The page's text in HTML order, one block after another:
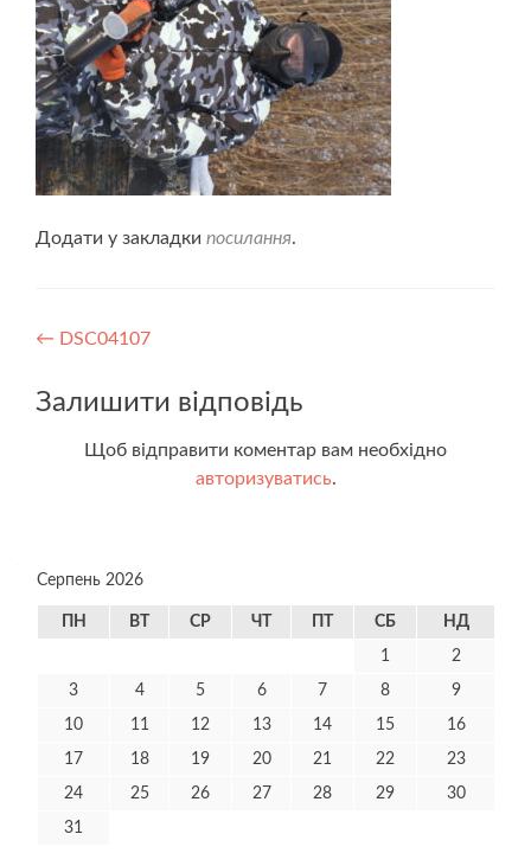
Додати у закладки посилання.
Навігація
записів
← DSC04107
Залишити відповідь
Щоб відправити коментар вам необхідно
авторизуватись.
Серпень 2026
ПН ВТ СР ЧТ СБ НД
1 2
3 4 5 6 7 8 9
10 11 12 13 14 15 16
17 18 19 20 21 22 23
24 25 26 27 28 29 30
31